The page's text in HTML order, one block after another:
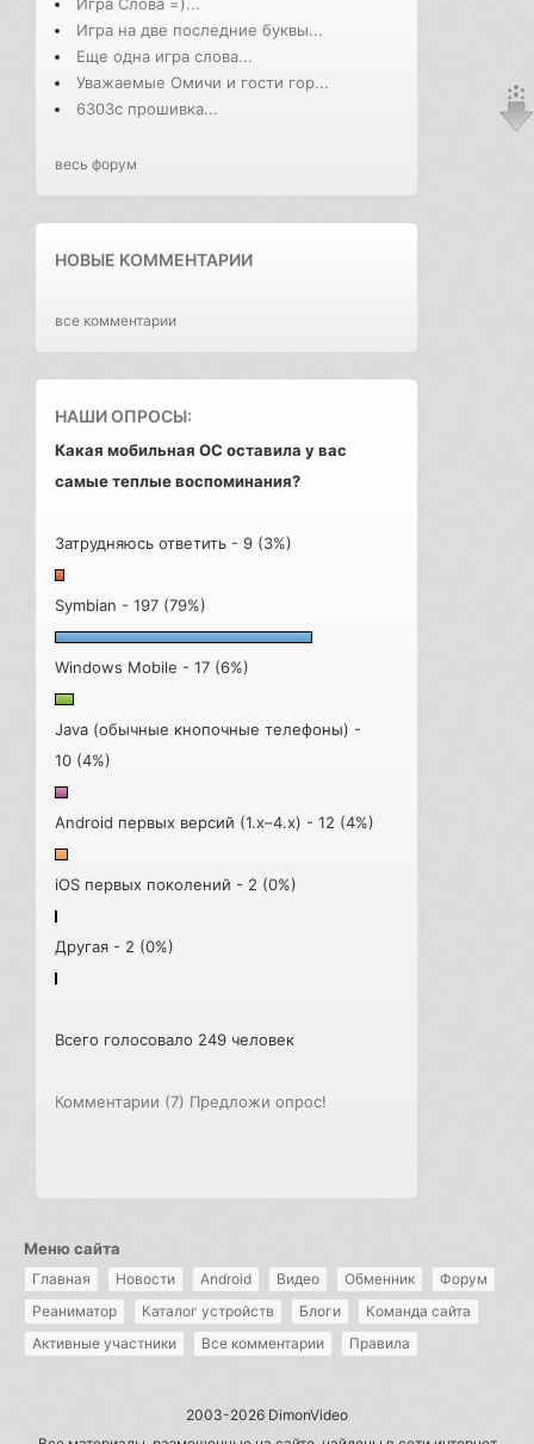
Игра на две последние буквы...
Еще одна игра слова...
Уважаемые Омичи и гости гор...
6303с прошивка...
весь форум
НОВЫЕ КОММЕНТАРИИ
все комментарии
НАШИ ОПРОСЫ:
Какая мобильная ОС оставила у вас
самые теплые воспоминания?
Затрудняюсь ответить - 9 (3%)
Symbian - 197 (79%)
Windows Mobile - 17 (6%)
Java (обычные кнопочные телефоны) -
10 (4%)
Android первых версий (1.x–4.x) - 12 (4%)
iOS первых поколений - 2 (0%)
Другая - 2 (0%)
Всего голосовало 249 человек
Комментарии (7) Предложи опрос!
Меню сайта
Главная Новости Android Видео Обменник
Форум
Реаниматор
Каталог устройств Блоги
Команда сайта
Активные участники
Все комментарии Правила
2003-2026 DimonVideo